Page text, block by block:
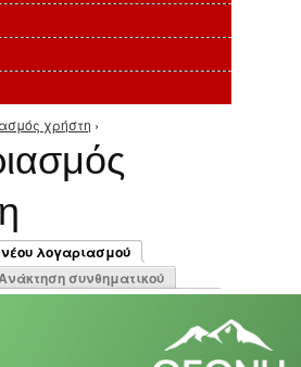
χρήστη ›
καρτέλες
λογαριασμού
συνθηματικού